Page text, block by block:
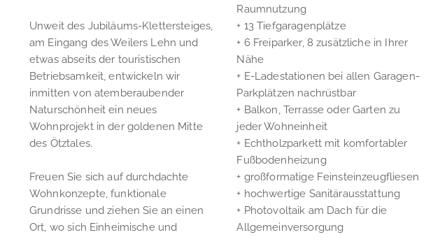
Unweit des Jubiläums-Klettersteiges,
am Eingang des Weilers Lehn und
etwas abseits der touristischen
Betriebsamkeit, entwickeln wir
inmitten von atemberaubender
Naturschönheit ein neues
Wohnprojekt in der goldenen Mitte
des Ötztales.
Freuen Sie sich auf durchdachte
Wohnkonzepte, funktionale
Grundrisse und ziehen Sie an einen
Ort, wo sich Einheimische und
Raumnutzung
+ 13 Tiefgaragenplätze
+ 6 Freiparker, 8 zusätzliche in Ihrer
Nähe
+ E-Ladestationen bei allen Garagen-
Parkplätzen nachrüstbar
+ Balkon, Terrasse oder Garten zu
jeder Wohneinheit
+ Echtholzparkett mit komfortabler
Fußbodenheizung
+ großformatige Feinsteinzeugfliesen
+ hochwertige Sanitärausstattung
+ Photovoltaik am Dach für die
Allgemeinversorgung